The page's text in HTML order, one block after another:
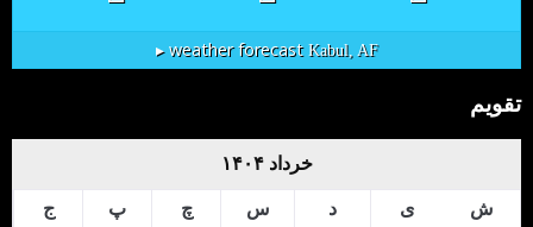
Kabul, AF
weather forecast ▸
تقویم
خرداد ۱۴۰۴
ش ی د س چ پ ج